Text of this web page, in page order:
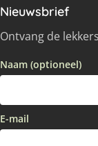
Nieuwsbrief
Ontvang de
Naam (optioneel)
E-mail